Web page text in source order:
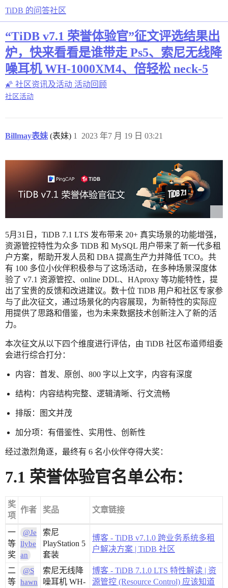
TiDB 的问答社区
“TiDB v7.1 荣誉体验官”征文评选结果出
炉，快来看看是谁带走 Ps5、索尼无线降
噪耳机 WH-1000XM4、倍轻松 neck-5
🌠 社区资讯及活动 活动回顾
社区活动
Billmay表妹 (表妹) 2023 年7 月 19 日 03:21
1
5月31日，TiDB 7.1 LTS 发布带来 20+ 真实场景的功能增强，
资源管控特性为众多 TiDB 和 MySQL 用户带来了新一代多租
户方案，帮助开发人员和 DBA 提高生产力并降低 TCO。共
有 100 多位小伙伴积极参与了这场活动，在多种场景深度体
验了 v7.1 资源管控、online DDL、HAproxy 等功能特性，提
出了宝贵的反馈和改进建议。数十位 TiDB 用户和社区专家参
与了此次征文，通过场景化的内容展现，为新特性的实际应
用提供了思路和借鉴，也为未来数据技术创新注入了新的活
力。
本次征文从以下四个维度进行评估，由 TiDB 社区布道师组委
会进行综合打分：
内容：首发、原创、800 字以上文字，内容有深度
结构：内容结构完整、逻辑清晰、行文流畅
排版：图文并茂
加分项：有借鉴性、实用性、创新性
经过激烈角逐，最终有 6 名小伙伴夺得大奖：
7.1 荣誉体验官名单公布：
奖
项
作者 奖品 文章链接
一
等
奖
@Je
llybe
an
索尼
PlayStation 5
套装
博客 - TiDB v7.1.0 跨业务系统多租
户解决方案 | TiDB 社区
二
等
@S
hawn
索尼无线降
噪耳机 WH-
博客 - TiDB 7.1.0 LTS 特性解读 | 资
源管控 (Resource Control) 应该知道